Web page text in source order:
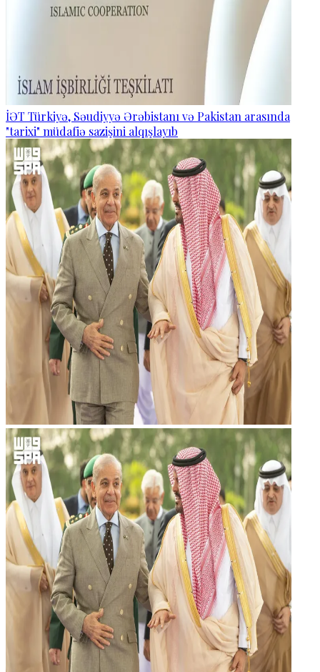
İƏT Türkiyə, Səudiyyə Ərəbistanı və Pakistan arasında
"tarixi" müdafiə sazişini alqışlayıb